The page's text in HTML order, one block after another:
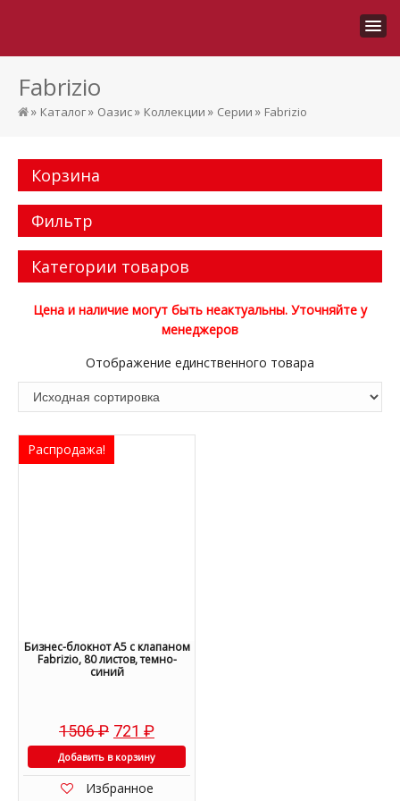
Fabrizio
» Каталог» Оазис» Коллекции » Серии » Fabrizio
Корзина
Фильтр
Категории товаров
Цена и наличие могут быть неактуальны. Уточняйте у
менеджеров
Отображение единственного товара
Распродажа!
Бизнес-блокнот А5 с клапаном
Fabrizio, 80 листов, темно-
синий
1506₽ 721 ₽
Добавить в корзину
Избранное